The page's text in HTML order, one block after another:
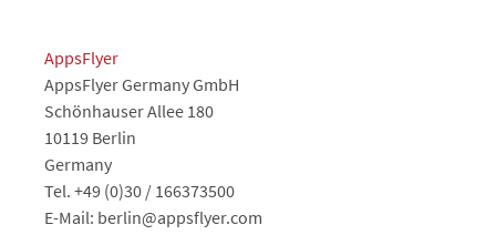
AppsFlyer
AppsFlyer Germany GmbH
Schönhauser Allee 180
10119 Berlin
Germany
Tel. +49 (0)30 / 166373500
E-Mail: berlin@appsflyer.com